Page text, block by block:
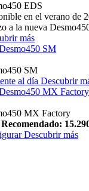
EDS
en el verano de
a la nueva
más
SM
SM
al día Descubrir
MX Factory
MX Factory
Descubrir más